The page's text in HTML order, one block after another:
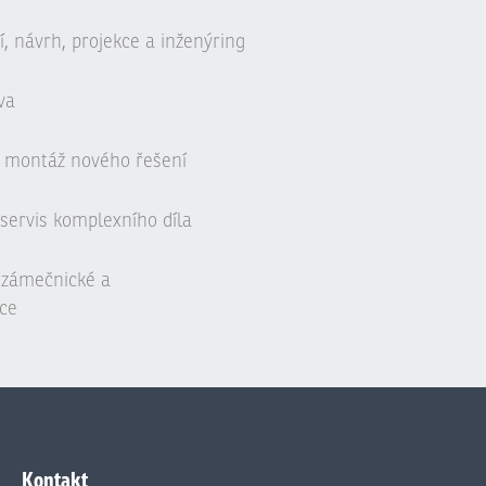
návrh, projekce a inženýring
nového řešení
komplexního díla
a
Kontakt